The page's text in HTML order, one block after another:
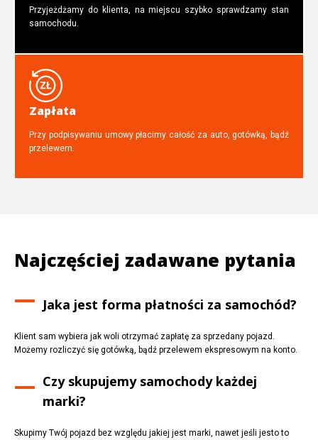
Przyjeżdżamy do klienta, na miejscu szybko sprawdzamy stan
samochodu.
Zapłata
Przy podpisywaniu umowy płacimy całość za auto, gotówką, bądź
przelewem.
Najczęściej zadawane pytania
Jaka jest forma płatności za samochód?
Klient sam wybiera jak woli otrzymać zapłatę za sprzedany pojazd.
Możemy rozliczyć się gotówką, bądź przelewem ekspresowym na konto.
Czy skupujemy samochody każdej
marki?
Skupimy Twój pojazd bez względu jakiej jest marki, nawet jeśli jesto to